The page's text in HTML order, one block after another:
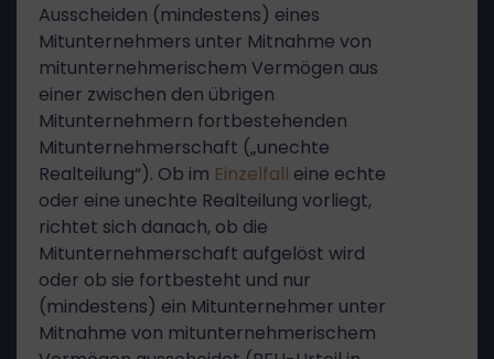
Ausscheiden (mindestens) eines
Mitunternehmers unter Mitnahme von
mitunternehmerischem Vermögen aus
einer zwischen den übrigen
Mitunternehmern fortbestehenden
Mitunternehmerschaft („unechte
Realteilung“). Ob im Einzelfall eine echte
oder eine unechte Realteilung vorliegt,
richtet sich danach, ob die
Mitunternehmerschaft aufgelöst wird
oder ob sie fortbesteht und nur
(mindestens) ein Mitunternehmer unter
Mitnahme von mitunternehmerischem